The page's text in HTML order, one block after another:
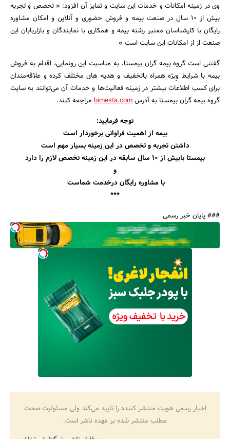
وی در زمینه امکانات و خدمات این سایت و تمایز آن افزود: « تخصص و تجربه
بیش از 10 سال در صنعت بیمه و فروش حضوری و آنلاین و امکان مشاوره
رایگان با کارشناسان معتبر رشته بیمه و همکاری با نمایندگان و بازاریابان این
صنعت از از امکانات این سایت است »
گفتنی است گروه بیمه گران بیمستا، به مناسبت این رونمایی، اقدام به فروش
بیمه با شرایط وِیژه همراه باتخفیف و هدیه های مختلف کرده و علاقه‌مندان
برای کسب اطلاعات بیشتر در زمینه فعالیت‌ها و خدمات آن می‌توانند به سایت
گروه بیمه گران بیمستا به آدرسbimesta.com مراجعه کنند.
توجه فرمایید:
بیمه از اهمیت فراوانی برخوردار است
داشتن تجربه و تخصص در این زمینه بسیار مهم است
بیمستا بابیش از 10 سال سابقه در این زمینه تخصص لازم را دارد
و
با مشاوره رایگان درخدمت شماست
***
### پایان خبر رسمی
اخبار رسمی هویت منتشر کننده را تایید می‌کند ولی مسئولیت صحت
مطلب منتشر شده بر عهده ناشر است.